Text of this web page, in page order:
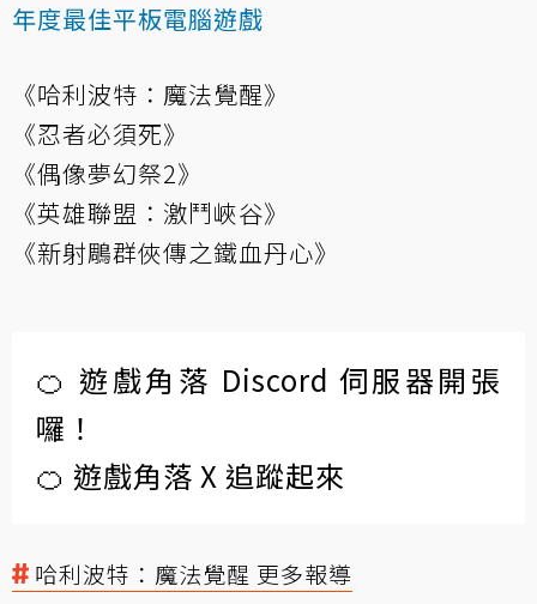
年度最佳平板電腦遊戲
《哈利波特：魔法覺醒》
《忍者必須死》
《偶像夢幻祭2》
《英雄聯盟：激鬥峽谷》
《新射鵰群俠傳之鐵血丹心》
🍊 遊戲角落 Discord 伺服器開張
囉！
🍊 遊戲角落 X 追蹤起來
哈利波特：魔法覺醒 更多報導